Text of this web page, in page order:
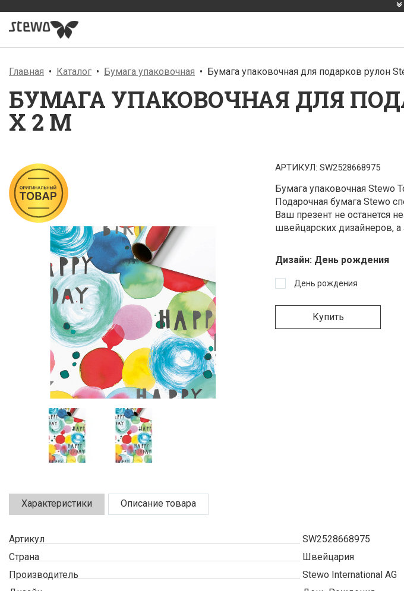
Главная Каталог Бумага упаковочная Бумага упаковочная для подарков рулон
БУМАГА УПАКОВОЧНАЯ ДЛЯ
X 2 М
АРТИКУЛ: SW2528668975
Бумага упаковочная Stewo
Подарочная бумага Stewo
Ваш презент не останется
швейцарских дизайнеров,
Дизайн: День рождения
День рождения
Купить
Характеристики Описание товара
Артикул
SW2528668975
Страна
Швейцария
Производитель
Stewo International AG